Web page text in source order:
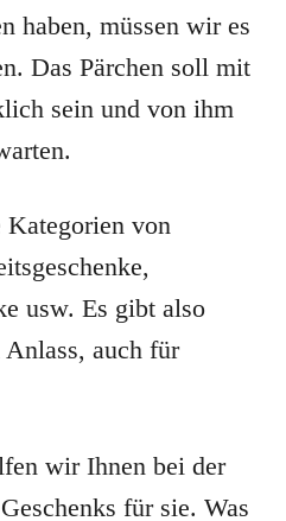
haben, müssen wir es
Das Pärchen soll mit
sein und von ihm
Kategorien von
usw. Es gibt also
Anlass, auch für
wir Ihnen bei der
für sie. Was